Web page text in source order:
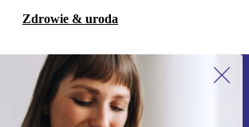
Zdrowie & uroda
Zapisz się na nasz newsletter!
Nie przegap żadnej oferty.